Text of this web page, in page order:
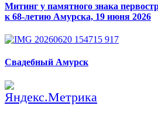
Митинг у памятного знака
к 68-летию Амурска, 19 июня 2026
Свадебный Амурск